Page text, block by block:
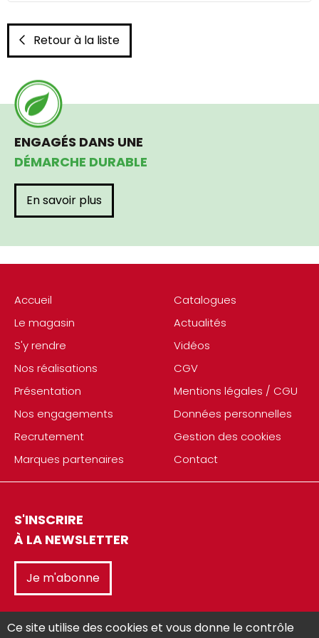
Retour à la liste
Accueil
Le magasin
S'y rendre
Nos réalisations
Présentation
Nos engagements
Recrutement
Marques partenaires
Catalogues
Actualités
Vidéos
CGV
Mentions légales / CGU
Données personnelles
Gestion des cookies
Contact
S'INSCRIRE
À LA NEWSLETTER
Je m'abonne
ENGAGÉS DANS UNE
DÉMARCHE DURABLE
En savoir plus
Ce site utilise des cookies et vous donne le contrôle